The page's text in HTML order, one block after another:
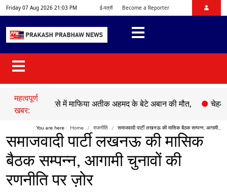
Friday 07 Aug 2026 21:03 PM ई-पत्रों Become a Reporter
महत्वपूर्ण
खबर:
हादसे में माफिया अतीक अहमद के बेटे अबान की मौत, ●चेहल्लुम पर
You are here : Home राजनीति समाजवादी पार्टी लखनऊ की मासिक बैठक सम्पन्न, आगामी...
समाजवादी पार्टी लखनऊ की मासिक
बैठक सम्पन्न, आगामी चुनावों की
रणनीति पर ज़ोर